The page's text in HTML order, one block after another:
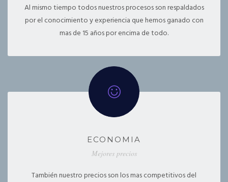
Al mismo tiempo todos nuestros procesos son respaldados
por el conocimiento y experiencia que hemos ganado con
mas de 15 años por encima de todo.
ECONOMIA
Mejores precios
También nuestro precios son los mas competitivos del